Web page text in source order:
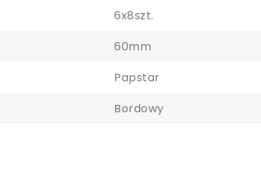
6x8szt.
60mm
Papstar
Bordowy
produkty na liście ulubionych, musisz się zalogować.